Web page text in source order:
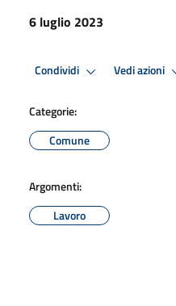
6 luglio 2023
Condividi Vedi azioni
Categorie:
Comune
Argomenti:
Lavoro